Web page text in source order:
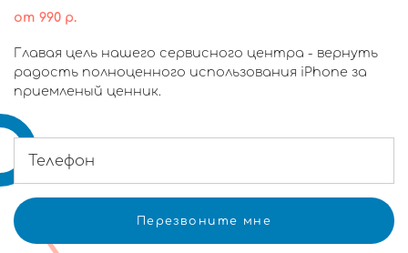
от 990 р.
Главая цель нашего сервисного центра - вернуть
радость полноценного использования iPhone за
приемленый ценник.